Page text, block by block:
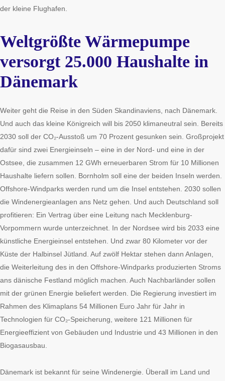
der kleine Flughafen.
Weltgrößte Wärmepumpe
versorgt 25.000 Haushalte in
Dänemark
Weiter geht die Reise in den Süden Skandinaviens, nach Dänemark.
Und auch das kleine Königreich will bis 2050 klimaneutral sein. Bereits
2030 soll der CO₂-Ausstoß um 70 Prozent gesunken sein. Großprojekt
dafür sind zwei Energieinseln – eine in der Nord- und eine in der
Ostsee, die zusammen 12 GWh erneuerbaren Strom für 10 Millionen
Haushalte liefern sollen. Bornholm soll eine der beiden Inseln werden.
Offshore-Windparks werden rund um die Insel entstehen. 2030 sollen
die Windenergieanlagen ans Netz gehen. Und auch Deutschland soll
profitieren: Ein Vertrag über eine Leitung nach Mecklenburg-
Vorpommern wurde unterzeichnet. In der Nordsee wird bis 2033 eine
künstliche Energieinsel entstehen. Und zwar 80 Kilometer vor der
Küste der Halbinsel Jütland. Auf zwölf Hektar stehen dann Anlagen,
die Weiterleitung des in den Offshore-Windparks produzierten Stroms
ans dänische Festland möglich machen. Auch Nachbarländer sollen
mit der grünen Energie beliefert werden. Die Regierung investiert im
Rahmen des Klimaplans 54 Millionen Euro Jahr für Jahr in
Technologien für CO₂-Speicherung, weitere 121 Millionen für
Energieeffizient von Gebäuden und Industrie und 43 Millionen in den
Biogasausbau.
Dänemark ist bekannt für seine Windenergie. Überall im Land und